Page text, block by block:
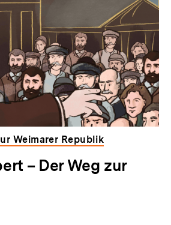
Weimarer Republik
– Der Weg zur